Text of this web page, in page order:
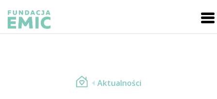
Aktualności